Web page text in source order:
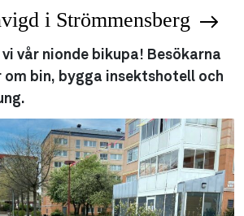
i Strömmensberg
vi vår nionde bikupa! Besökarna
bin, bygga insektshotell och